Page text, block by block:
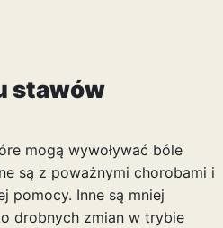
stawów
mogą wywoływać bóle
są z poważnymi chorobami i
pomocy. Inne są mniej
drobnych zmian w trybie